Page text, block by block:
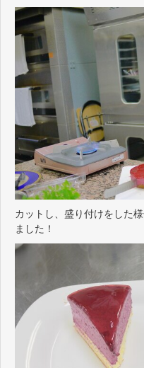
カットし、盛り付けをした
ました！